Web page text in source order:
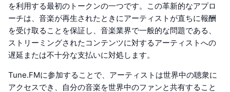
を利用する最初のトークンの一つです。この革新的なアプロ
ーチは、音楽が再生されたときにアーティストが直ちに報酬
を受け取ることを保証し、音楽業界で一般的な問題である、
ストリーミングされたコンテンツに対するアーティストへの
遅延または不十分な支払いに対処します。
Tune.FMに参加することで、アーティストは世界中の聴衆に
アクセスでき、自分の音楽を世界中のファンと共有すること